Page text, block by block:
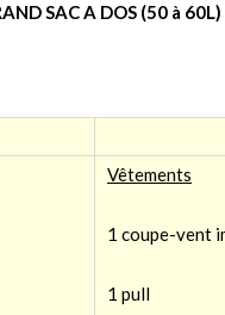
SAC A DOS (50 à 60L)
Vêtements
1 coupe-vent
1 pull